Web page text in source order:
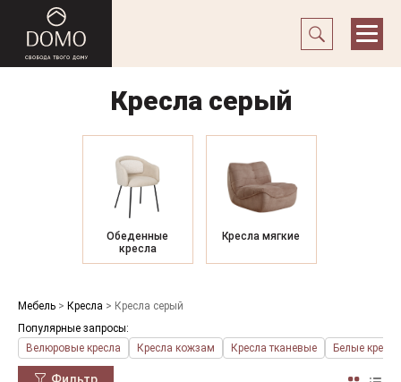
Кресла серый
Обеденные
кресла
Кресла мягкие
Мебель > Кресла > Кресла серый
Популярные запросы:
Велюровые кресла
Кресла кожзам Кресла тканевые Белые кресла